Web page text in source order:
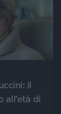
il
all’età di